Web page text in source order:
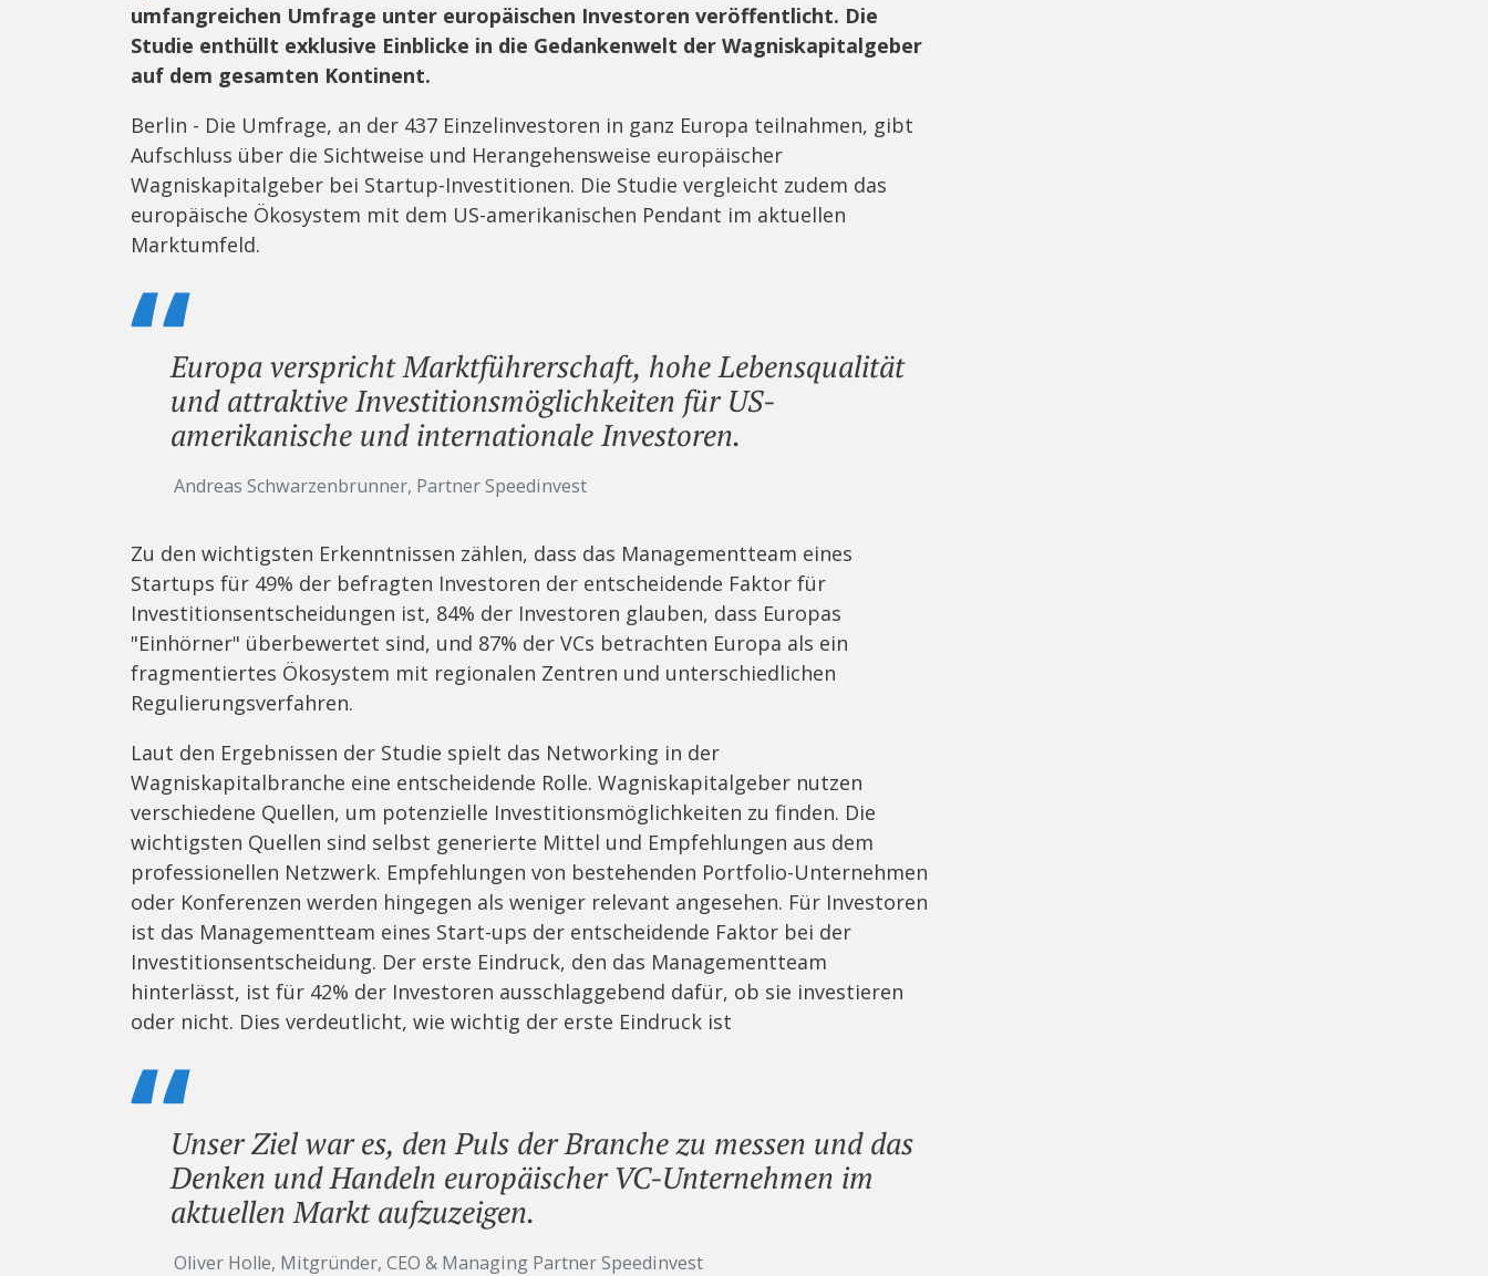
umfangreichen Umfrage unter europäischen Investoren veröffentlicht. Die
Studie enthüllt exklusive Einblicke in die Gedankenwelt der Wagniskapitalgeber
auf dem gesamten Kontinent.
Berlin - Die Umfrage, an der 437 Einzelinvestoren in ganz Europa teilnahmen, gibt
Aufschluss über die Sichtweise und Herangehensweise europäischer
Wagniskapitalgeber bei Startup-Investitionen. Die Studie vergleicht zudem das
europäische Ökosystem mit dem US-amerikanischen Pendant im aktuellen
Marktumfeld.
Europa verspricht Marktführerschaft, hohe Lebensqualität
und attraktive Investitionsmöglichkeiten für US-
amerikanische und internationale Investoren.
Andreas Schwarzenbrunner, Partner Speedinvest
Zu den wichtigsten Erkenntnissen zählen, dass das Managementteam eines
Startups für 49% der befragten Investoren der entscheidende Faktor für
Investitionsentscheidungen ist, 84% der Investoren glauben, dass Europas
"Einhörner" überbewertet sind, und 87% der VCs betrachten Europa als ein
fragmentiertes Ökosystem mit regionalen Zentren und unterschiedlichen
Regulierungsverfahren.
Laut den Ergebnissen der Studie spielt das Networking in der
Wagniskapitalbranche eine entscheidende Rolle. Wagniskapitalgeber nutzen
verschiedene Quellen, um potenzielle Investitionsmöglichkeiten zu finden. Die
wichtigsten Quellen sind selbst generierte Mittel und Empfehlungen aus dem
professionellen Netzwerk. Empfehlungen von bestehenden Portfolio-Unternehmen
oder Konferenzen werden hingegen als weniger relevant angesehen. Für Investoren
ist das Managementteam eines Start-ups der entscheidende Faktor bei der
Investitionsentscheidung. Der erste Eindruck, den das Managementteam
hinterlässt, ist für 42% der Investoren ausschlaggebend dafür, ob sie investieren
oder nicht. Dies verdeutlicht, wie wichtig der erste Eindruck ist
Unser Ziel war es, den Puls der Branche zu messen und das
Denken und Handeln europäischer VC-Unternehmen im
aktuellen Markt aufzuzeigen.
Oliver Holle, Mitgründer, CEO & Managing Partner Speedinvest